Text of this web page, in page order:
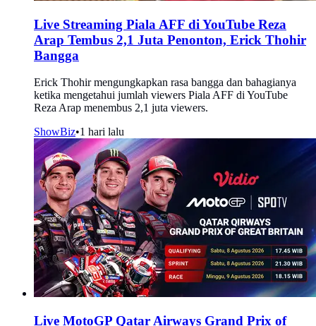
Live Streaming Piala AFF di YouTube Reza
Arap Tembus 2,1 Juta Penonton, Erick Thohir
Bangga
Erick Thohir mengungkapkan rasa bangga dan bahagianya
ketika mengetahui jumlah viewers Piala AFF di YouTube
Reza Arap menembus 2,1 juta viewers.
ShowBiz•1 hari lalu
Live MotoGP Qatar Airways Grand Prix of